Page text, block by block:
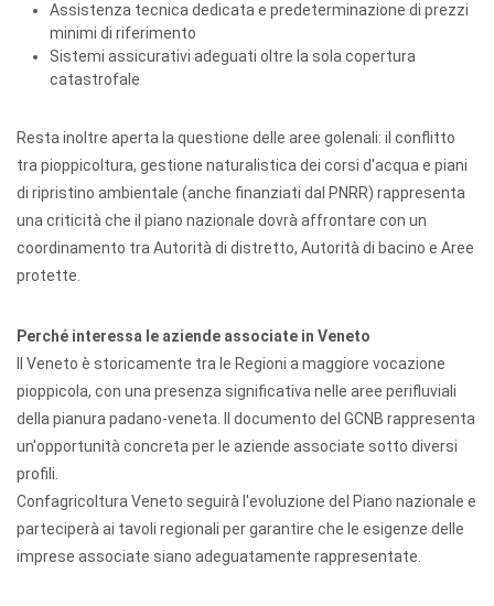
Assistenza tecnica dedicata e predeterminazione di prezzi
minimi di riferimento
Sistemi assicurativi adeguati oltre la sola copertura
catastrofale
Resta inoltre aperta la questione delle aree golenali: il conflitto
tra pioppicoltura, gestione naturalistica dei corsi d'acqua e piani
di ripristino ambientale (anche finanziati dal PNRR) rappresenta
una criticità che il piano nazionale dovrà affrontare con un
coordinamento tra Autorità di distretto, Autorità di bacino e Aree
protette.
Perché interessa le aziende associate in Veneto
Il Veneto è storicamente tra le Regioni a maggiore vocazione
pioppicola, con una presenza significativa nelle aree perifluviali
della pianura padano-veneta. Il documento del GCNB rappresenta
un'opportunità concreta per le aziende associate sotto diversi
profili.
Confagricoltura Veneto seguirà l'evoluzione del Piano nazionale e
parteciperà ai tavoli regionali per garantire che le esigenze delle
imprese associate siano adeguatamente rappresentate.